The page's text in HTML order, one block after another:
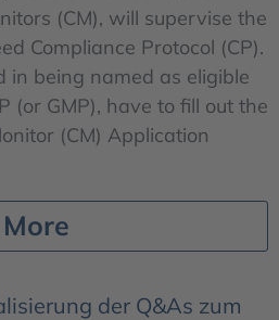
(CM), will supervise the
Compliance Protocol (CP).
in being named as eligible
(or GMP), have to fill out the
(CM) Application
More
der Q&As zum